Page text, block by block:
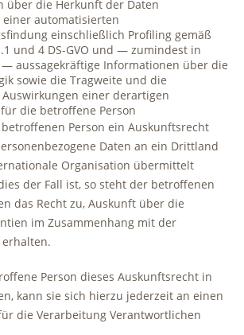
über die Herkunft der Daten
einer automatisierten
einschließlich Profiling gemäß
und 4 DS-GVO und — zumindest in
aussagekräftige Informationen über die
sowie die Tragweite und die
einer derartigen
die betroffene Person
Person ein Auskunftsrecht
Daten an ein Drittland
Organisation übermittelt
der Fall ist, so steht der betroffenen
das Recht zu, Auskunft über die
im Zusammenhang mit der
Person dieses Auskunftsrecht in
kann sie sich hierzu jederzeit an einen
die Verarbeitung Verantwortlichen